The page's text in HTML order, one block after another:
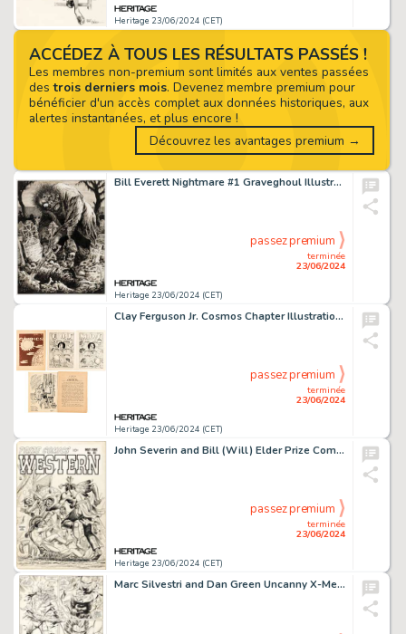
Heritage 23/06/2024 (CET)
Bill Everett Nightmare #1 Graveghoul Illustration Original Art (Skywald, 1970).
Heritage 23/06/2024 (CET)
terminée
23/06/2024
passez premium
Clay Ferguson Jr. Cosmos Chapter Illustrations Original Art Serial Supplements and Group of 21 (Science Fiction Digest Co., 1933-1935). (Total: 21 Items)
Heritage 23/06/2024 (CET)
terminée
23/06/2024
passez premium
John Severin and Bill (Will) Elder Prize Comics Western #v11#2 (93) Cover Original Art (Prize, 1952).
Heritage 23/06/2024 (CET)
terminée
23/06/2024
passez premium
Marc Silvestri and Dan Green Uncanny X-Men #251 Story Page 9 Original Art (Marvel, 1989).
ACCÉDEZ À TOUS LES RÉSULTATS PASSÉS !
Les membres non-premium sont limités aux ventes passées
destrois derniers mois. Devenez membre premium pour
bénéficier d'un accès complet aux données historiques, aux
alertes instantanées, et plus encore !
Découvrez les avantages premium →